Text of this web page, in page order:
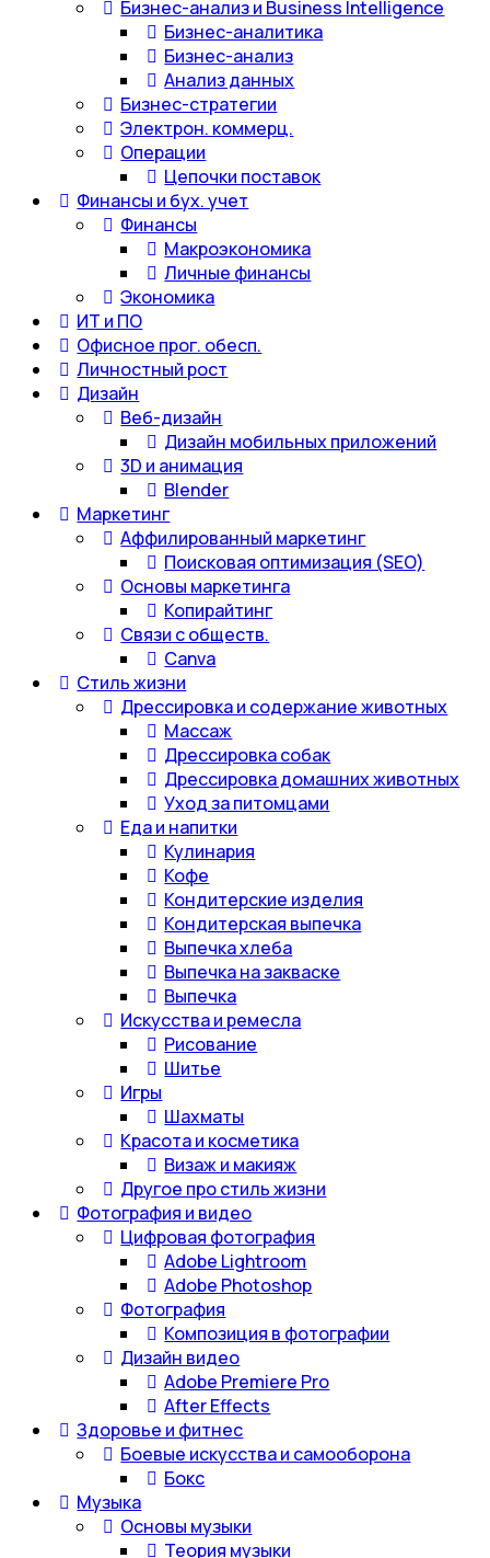
Бизнес-анализ и Business Intelligence
Бизнес-аналитика
Бизнес-анализ
Анализ данных
Бизнес-стратегии
Электрон. коммерц.
Операции
Цепочки поставок
Финансы и бух. учет
Финансы
Макроэкономика
Личные финансы
Экономика
ИТ и ПО
Офисное прог. обесп.
Личностный рост
Дизайн
Веб-дизайн
Дизайн мобильных приложений
3D и анимация
Blender
Маркетинг
Аффилированный маркетинг
Поисковая оптимизация (SEO)
Основы маркетинга
Копирайтинг
Связи с обществ.
Canva
Стиль жизни
Дрессировка и содержание животных
Массаж
Дрессировка собак
Дрессировка домашних животных
Уход за питомцами
Еда и напитки
Кулинария
Кофе
Кондитерские изделия
Кондитерская выпечка
Выпечка хлеба
Выпечка на закваске
Выпечка
Искусства и ремесла
Рисование
Шитье
Игры
Шахматы
Красота и косметика
Визаж и макияж
Другое про стиль жизни
Фотография и видео
Цифровая фотография
Adobe Lightroom
Adobe Photoshop
Фотография
Композиция в фотографии
Дизайн видео
Adobe Premiere Pro
After Effects
Здоровье и фитнес
Боевые искусства и самооборона
Бокс
Музыка
Основы музыки
Теория музыки